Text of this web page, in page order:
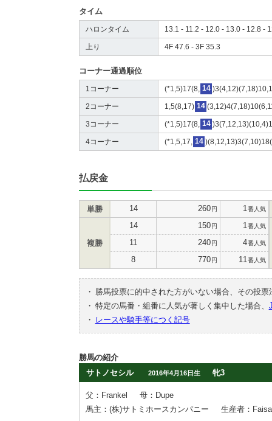
タイム
ハロンタイム 13.1 - 11.2 - 12.0 - 13.0 - 12.8 -
上り 4F 47.6 - 3F 35.3
コーナー通過順位
1コーナー (*1,5)17(8, 14
2コーナー 1,5(8,17) 14
3コーナー (*1,5)17(8, 14
4コーナー (*1,5,17, 14
払戻金
単勝 14 260円 1 番人気
複勝
14 150円 1 番人気
11 240円 4番人気
8 770円 11 番人気
・
勝馬投票に的中された方がいない場合、その投
・ 特定の馬番・組番に人気が著しく集中した場合、
・
レースや騎手等につく記号
勝馬の紹介
サトノセシル
2016年4月16日生 牝3
父：Frankel
母：Dupe
馬主：(株)サトミホースカンパニー
生産者：